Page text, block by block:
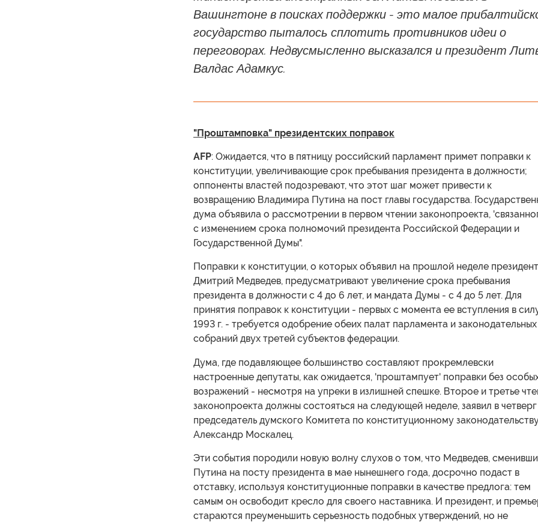
Вашингтоне в поисках поддержки - это малое
государство пыталось сплотить противников идеи о
переговорах. Недвусмысленно высказался и президент
Валдас Адамкус.
"Проштамповка" президентских поправок
AFP: Ожидается, что в пятницу российский парламент примет поправки к
конституции, увеличивающие срок пребывания президента в должности;
оппоненты властей подозревают, что этот шаг может привести к
возвращению Владимира Путина на пост главы государства.
дума объявила о рассмотрении в первом чтении законопроекта,
с изменением срока полномочий президента Российской Федерации и
Государственной Думы".
Поправки к конституции, о которых объявил на прошлой неделе президент
Дмитрий Медведев, предусматривают увеличение срока пребывания
президента в должности с 4 до 6 лет, и мандата Думы - с 4 до 5 лет. Для
принятия поправок к конституции - первых с момента ее вступления в
1993 г. - требуется одобрение обеих палат парламента и законодательных
собраний двух третей субъектов федерации.
Дума, где подавляющее большинство составляют прокремлевски
настроенные депутаты, как ожидается, 'проштампует' поправки без
возражений - несмотря на упреки в излишней спешке. Второе и третье
законопроекта должны состояться на следующей неделе, заявил в четверг
председатель думского Комитета по конституционному
Александр Москалец.
Эти события породили новую волну слухов о том, что Медведев,
Путина на посту президента в мае нынешнего года, досрочно подаст в
отставку, используя конституционные поправки в качестве предлога: тем
самым он освободит кресло для своего наставника. И президент, и
стараются преуменьшить серьезность подобных утверждений, но не